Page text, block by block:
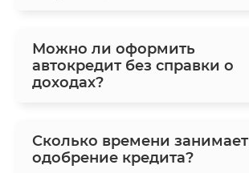
Можно ли оформить
автокредит без справки о
доходах?
Сколько времени занимает
одобрение кредита?